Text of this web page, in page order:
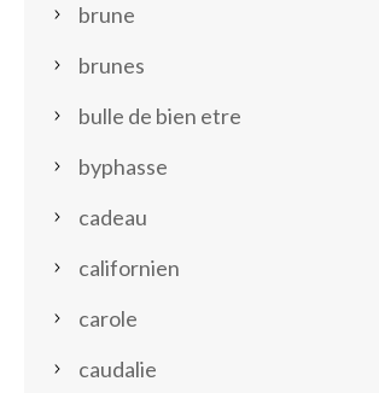
brune
brunes
bulle de bien etre
byphasse
cadeau
californien
carole
caudalie